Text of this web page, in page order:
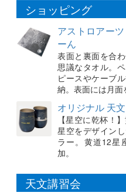
ショッピング
アストロアー
ーん
表面と裏面を合
思議なタオル。
ピースやケーブ
納。表面には月面
オリジナル 天
【星空に乾杯！
星空をデザイン
ラー。黄道12星
加。
天文講習会